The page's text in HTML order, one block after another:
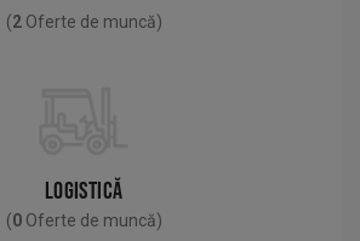
(2 Oferte de muncă)
LOGISTICĂ
(0 Oferte de muncă)